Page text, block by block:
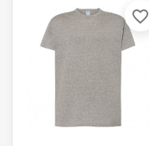
favorite_border